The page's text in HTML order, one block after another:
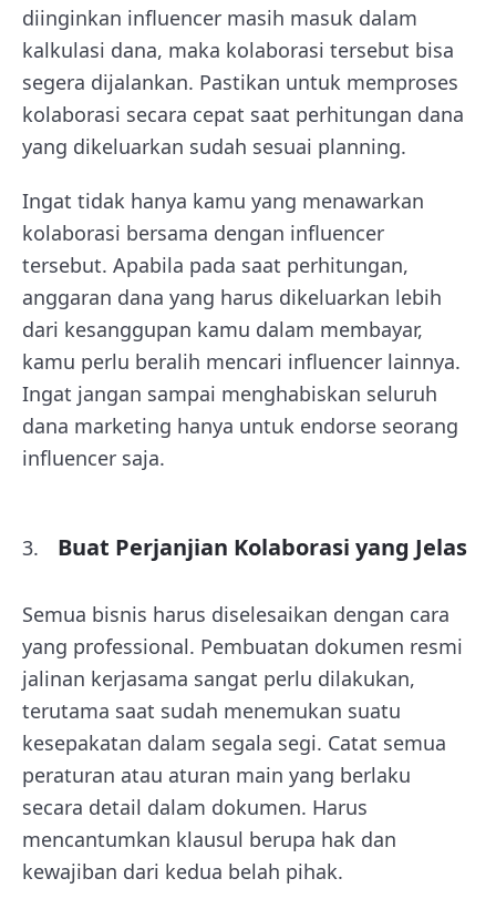
diinginkan influencer masih masuk dalam
kalkulasi dana, maka kolaborasi tersebut bisa
segera dijalankan. Pastikan untuk memproses
kolaborasi secara cepat saat perhitungan dana
yang dikeluarkan sudah sesuai planning.
Ingat tidak hanya kamu yang menawarkan
kolaborasi bersama dengan influencer
tersebut. Apabila pada saat perhitungan,
anggaran dana yang harus dikeluarkan lebih
dari kesanggupan kamu dalam membayar,
kamu perlu beralih mencari influencer lainnya.
Ingat jangan sampai menghabiskan seluruh
dana marketing hanya untuk endorse seorang
influencer saja.
Buat Perjanjian Kolaborasi yang Jelas
Semua bisnis harus diselesaikan dengan cara
yang professional. Pembuatan dokumen resmi
jalinan kerjasama sangat perlu dilakukan,
terutama saat sudah menemukan suatu
kesepakatan dalam segala segi. Catat semua
peraturan atau aturan main yang berlaku
secara detail dalam dokumen. Harus
mencantumkan klausul berupa hak dan
kewajiban dari kedua belah pihak.